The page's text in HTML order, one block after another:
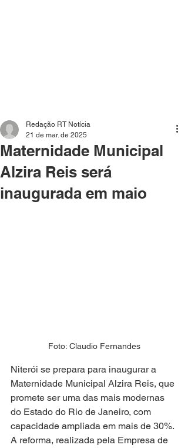
Maternidade Municipal
Alzira Reis será
inaugurada em maio
Redação RT Notícia
21 de mar. de 2025
Foto: Claudio Fernandes
Niterói se prepara para inaugurar a
Maternidade Municipal Alzira Reis, que
promete ser uma das mais modernas
do Estado do Rio de Janeiro, com
capacidade ampliada em mais de 30%.
A reforma, realizada pela Empresa de